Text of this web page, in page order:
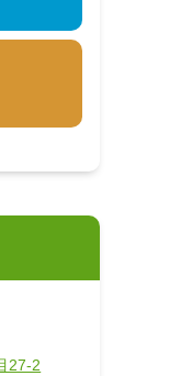
27-2